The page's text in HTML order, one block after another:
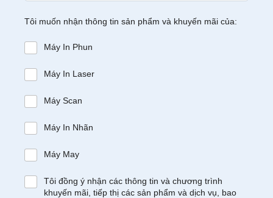
Tôi muốn nhận thông tin sản phẩm và khuyến mãi của:
Máy In Phun
Máy In Laser
Máy Scan
Máy In Nhãn
Máy May
Tôi đồng ý nhận các thông tin và chương trình
khuyến mãi, tiếp thị các sản phẩm và dịch vụ, bao